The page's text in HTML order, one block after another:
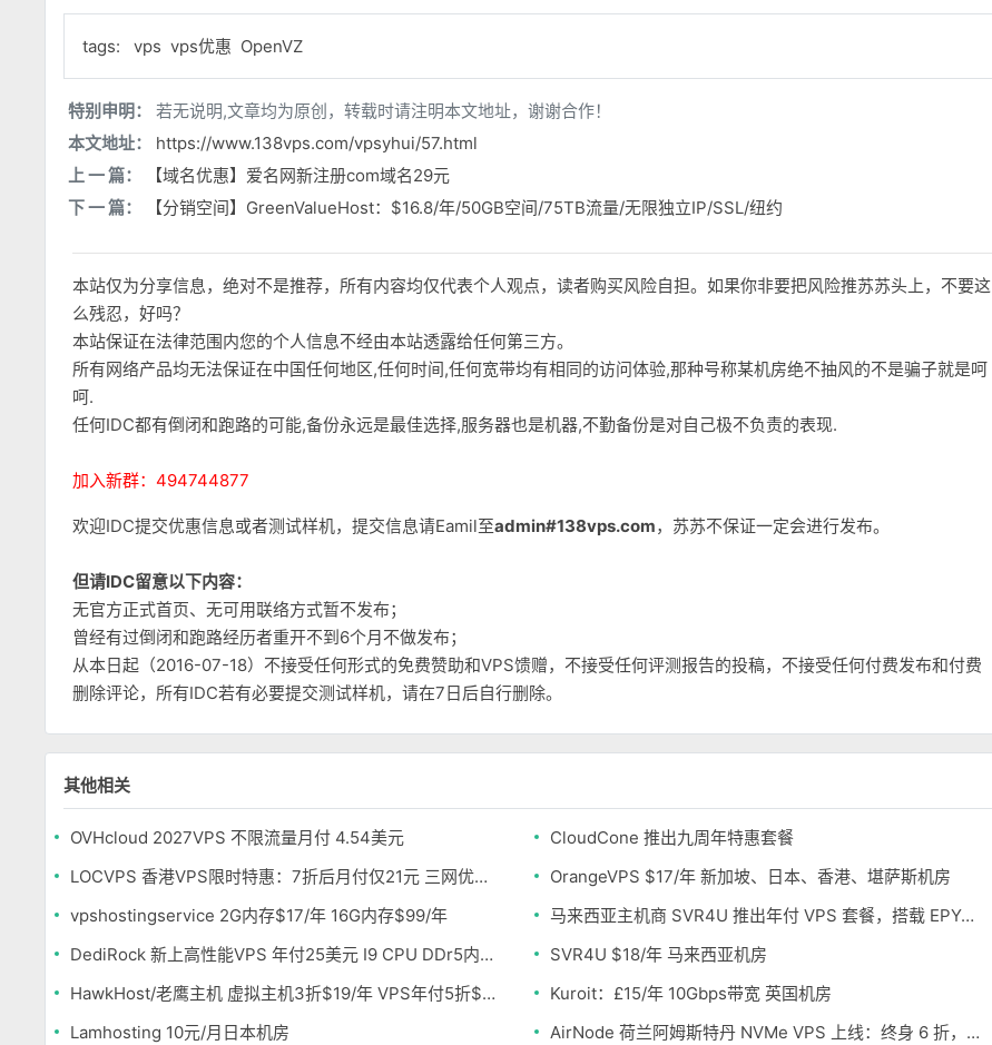
tags: vps vps优惠 OpenVZ
特别申明：
若无说明,文章均为原创，转载时请注明本文地址，谢谢合作！
本文地址：
https://www.138vps.com/vpsyhui/57.html
上 一 篇：
【域名优惠】爱名网新注册com域名29元
下 一 篇：
【分销空间】GreenValueHost：$16.8/年/50GB空间/75TB流量/无限独立IP/SSL/纽约
本站仅为分享信息，绝对不是推荐，所有内容均仅代表个人观点，读者购买风险自担。如果你非要把风险推苏苏头上，不要这
么残忍，好吗？
本站保证在法律范围内您的个人信息不经由本站透露给任何第三方。
所有网络产品均无法保证在中国任何地区,任何时间,任何宽带均有相同的访问体验,那种号称某机房绝不抽风的不是骗子就是呵
呵.
任何IDC都有倒闭和跑路的可能,备份永远是最佳选择,服务器也是机器,不勤备份是对自己极不负责的表现.
加入新群：494744877
欢迎IDC提交优惠信息或者测试样机，提交信息请Eamil至admin#138vps.com，苏苏不保证一定会进行发布。
但请IDC留意以下内容：
无官方正式首页、无可用联络方式暂不发布；
曾经有过倒闭和跑路经历者重开不到6个月不做发布；
从本日起（2016-07-18）不接受任何形式的免费赞助和VPS馈赠，不接受任何评测报告的投稿，不接受任何付费发布和付费
删除评论，所有IDC若有必要提交测试样机，请在7日后自行删除。
其他相关
OVHcloud 2027VPS 不限流量月付 4.54美元
CloudCone 推出九周年特惠套餐
LOCVPS 香港VPS限时特惠：7折后月付仅21元 三网优化BGP线路 可选原生IP
OrangeVPS $17/年 新加坡、日本、香港、堪萨斯机房
vpshostingservice 2G内存$17/年 16G内存$99/年
马来西亚主机商 SVR4U 推出年付 VPS 套餐，搭载 EPYC/至强铂金，支持支付宝
DediRock 新上高性能VPS 年付25美元 I9 CPU DDr5内存 纽约机房
SVR4U $18/年 马来西亚机房
HawkHost/老鹰主机 虚拟主机3折$19/年 VPS年付5折$25/年
Kuroit：£15/年 10Gbps带宽 英国机房
Lamhosting 10元/月日本机房
AirNode 荷兰阿姆斯特丹 NVMe VPS 上线：终身 6 折，€1.99/月起，2.5Tbit/s DDoS 防护